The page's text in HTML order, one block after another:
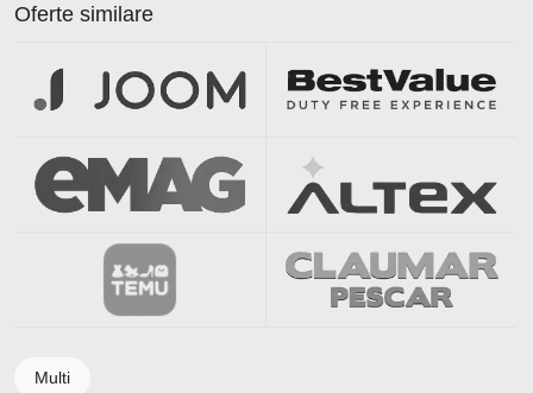
Oferte similare
Multi